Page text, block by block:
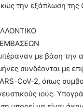
την εξάπλωση της
με βάση την
συνδέονται με
CoV-2, όπως
ιούς.